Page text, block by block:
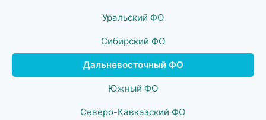
Уральский ФО
Сибирский ФО
Дальневосточный ФО
Южный ФО
Северо-Кавказский ФО